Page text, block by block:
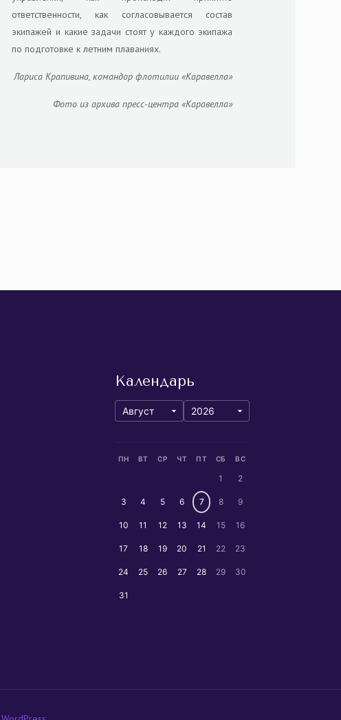
ответственности, как согласовывается состав
экипажей и какие задачи стоят у каждого экипажа
по подготовке к летним плаваниях.
Лариса Крапивина, командор флотилии «Каравелла»
Фото из архива пресс-центра «Каравелла»
Календарь
ПН ВТ СР ЧТ ПТ СБ ВС
1 2
3 4 5 6 7 8 9
10 11 12 13 14 15 16
17 18 19 20 21 22 23
24 25 26 27 28 29 30
31